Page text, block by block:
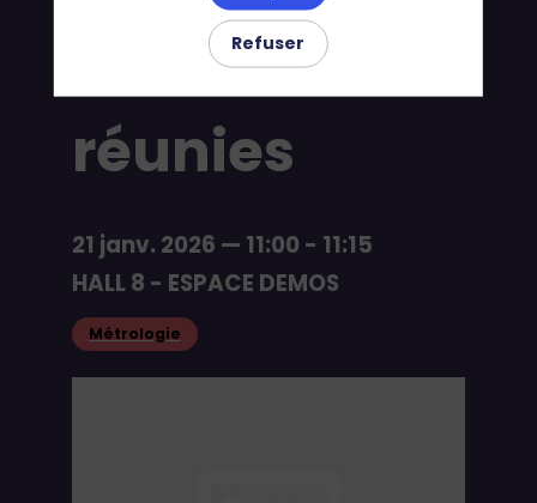
française
réunies
21 janv. 2026—11:00- 11:15
HALL 8 - ESPACE DEMOS
Métrologie
Refuser